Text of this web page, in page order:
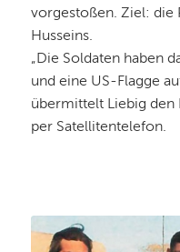
vorgestoßen. Ziel: die
Husseins.
„Die Soldaten haben
und eine US-Flagge
übermittelt Liebig den
per Satellitentelefon.